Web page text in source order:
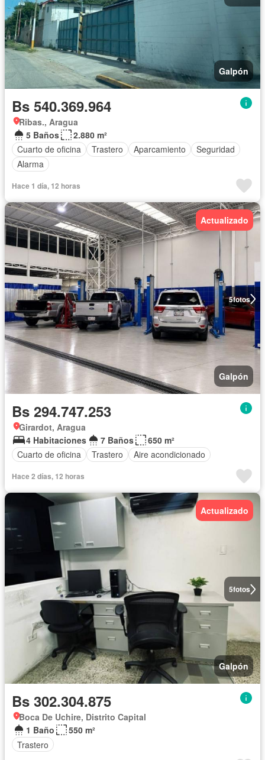
Galpón
Bs 540.369.964
Ribas., Aragua
5 Baños
2.880 m²
Cuarto de oficina
Trastero Aparcamiento
Seguridad
Alarma
Hace 1 día, 12 horas
5fotos
Actualizado
Galpón
Bs 294.747.253
Girardot, Aragua
4 Habitaciones
7 Baños
650 m²
Cuarto de oficina
Trastero Aire acondicionado
Hace 2 días, 12 horas
5fotos
Actualizado
Galpón
Bs 302.304.875
Boca De Uchire, Distrito Capital
1 Baño
550 m²
Trastero